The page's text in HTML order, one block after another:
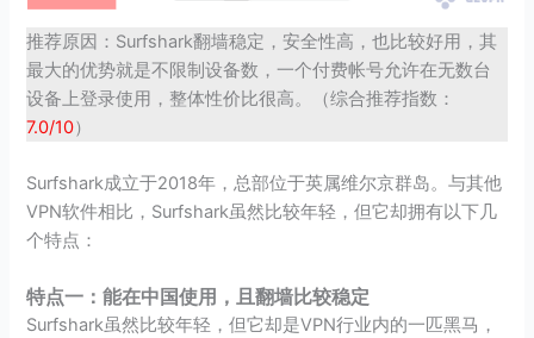
推荐原因：Surfshark翻墙稳定，安全性高，也比较好用，其
最大的优势就是不限制设备数，一个付费帐号允许在无数台
设备上登录使用，整体性价比很高。（综合推荐指数：
7.0/10）
Surfshark成立于2018年，总部位于英属维尔京群岛。与其他
VPN软件相比，Surfshark虽然比较年轻，但它却拥有以下几
个特点：
特点一：能在中国使用，且翻墙比较稳定
Surfshark虽然比较年轻，但它却是VPN行业内的一匹黑马，